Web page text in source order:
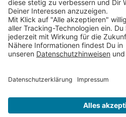
* Versandkostenfrei ab 9,00
Deutschlands
** Lieferzeit 1-3 Werktage
Thienemann-Esslinger Verlag GmbH,